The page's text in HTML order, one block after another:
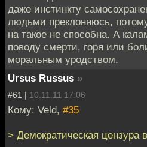
даже инстинкту
людьми преклоняюсь,
на такое не способна. А
поводу смерти, горя или
моральным уродством.
Ursus Russus »
#61 | 10.11.11 17:06
Кому: Veld, #35
> Демократическая цензура